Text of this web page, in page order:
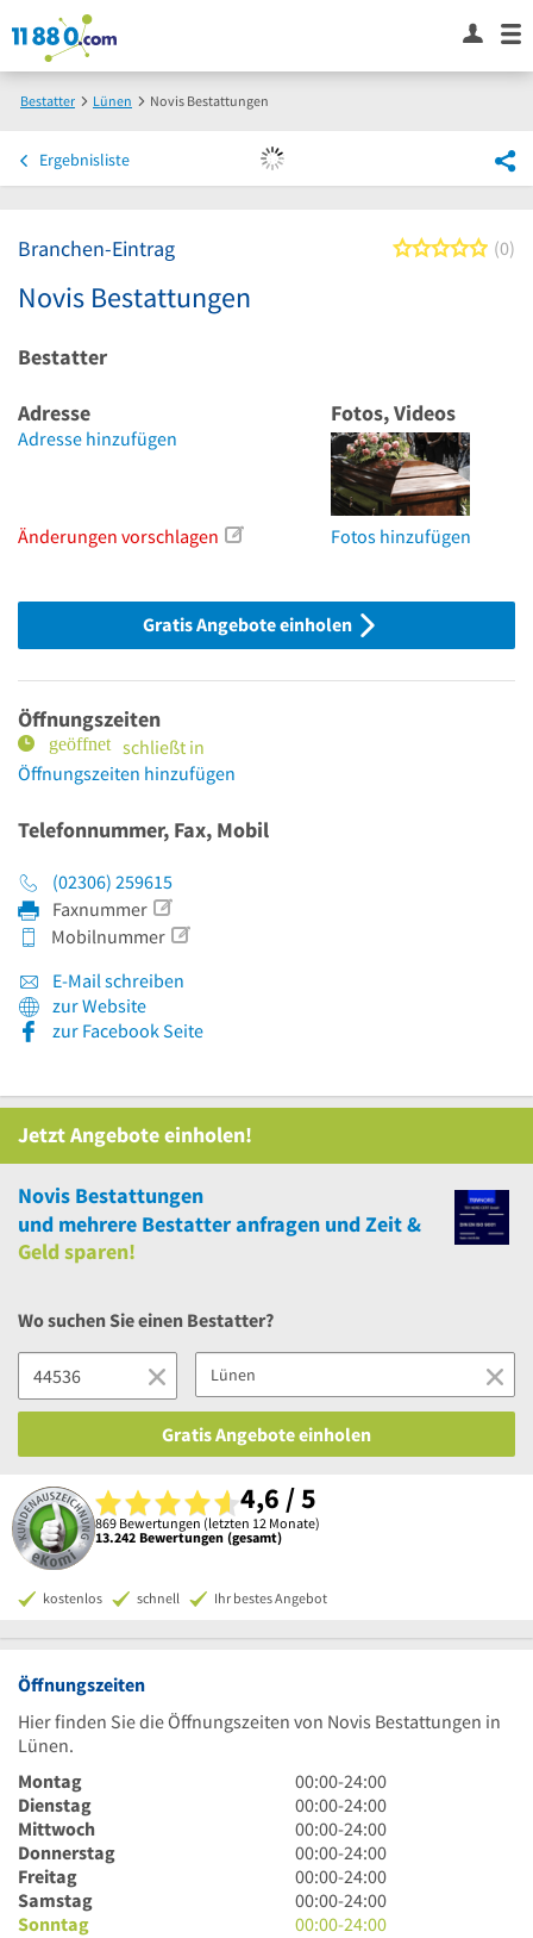
Bestatter Lünen Novis Bestattungen
Ergebnisliste
Branchen-Eintrag 00
Novis Bestattungen
Bestatter
Adresse
Adresse hinzufügen
Änderungen vorschlagen
Fotos, Videos
Fotos hinzufügen
Gratis Angebote einholen
Öffnungszeiten
schließt in
Öffnungszeiten hinzufügen
Telefonnummer, Fax, Mobil
(02306) 259615
Faxnummer
Mobilnummer
E-Mail schreiben
zur Website
zur Facebook Seite
Jetzt Angebote einholen!
Novis Bestattungen
und mehrere Bestatter anfragen und Zeit &
Geld sparen!
Wo suchen Sie einen Bestatter?
Gratis Angebote einholen
4,6 / 5
869 Bewertungen (letzten 12 Monate)
13.242 Bewertungen (gesamt)
kostenlos schnell Ihr bestes Angebot
Öffnungszeiten
Hier finden Sie die Öffnungszeiten von Novis Bestattungen in
Lünen.
Montag
0
Uhr
bis
24
Uhr
00:00-24:00
Dienstag
0
Uhr
bis
24
Uhr
00:00-24:00
Mittwoch
0
Uhr
bis
24
Uhr
00:00-24:00
Donnerstag
0
Uhr
bis
24
00:00-24:00
Freitag
0
Uhr
bis
00:00-24:00
Samstag
0
Uhr
00:00-24:00
Sonntag
0
00:00-24:00